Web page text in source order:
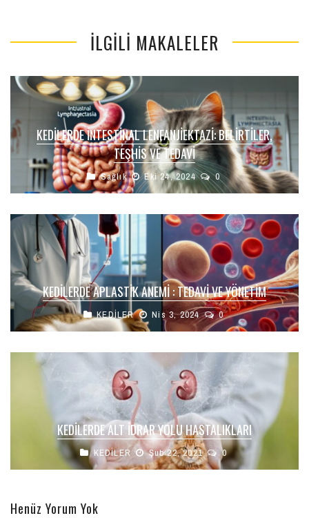
İLGILI MAKALELER
KEDILERDE İNTESTINAL LENFANJIEKTAZI: BELIRTILER,
TEŞHIS VE TEDAVI
Sağlık Eki 24, 2024 0
KEDILERDE APLASTIK ANEMI : TEDAVI VE YÖNETIM
KEDİLER Nis 3, 2024 0
KEDILERDE ALT İDRAR YOLU HASTALIKLARI
KEDİLER Şub 22, 2021 0
Henüz Yorum Yok